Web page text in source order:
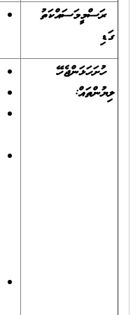
ރަސްމީމަސައްކަތު
ގަޑި
ހުށަހަޅަންޖެހޭ
ލިޔުންތައް: